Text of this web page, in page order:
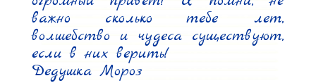
важно сколько тебе лет,
волшебство и чудеса существуют,
если в них верить!
Дедушка Мороз